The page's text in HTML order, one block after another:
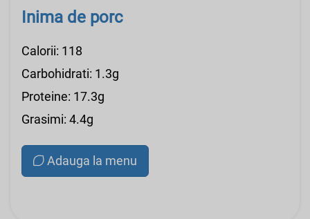
Inima de porc
Calorii: 118
Carbohidrati: 1.3g
Proteine: 17.3g
Grasimi: 4.4g
Adauga la menu